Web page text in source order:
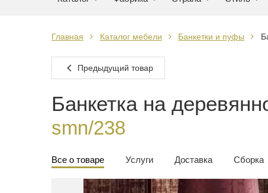
Главная Каталог мебели Банкетки и пуфы
Предыдущий товар
Банкетка на
smn/238
Все о товаре Услуги Доставка Сборка